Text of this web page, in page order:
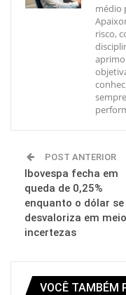
médio
risco,
POST ANTERIOR
Ibovespa fecha em
queda de 0,25%
enquanto o dólar se
desvaloriza em
incertezas
VOCÊ TAMBÉM